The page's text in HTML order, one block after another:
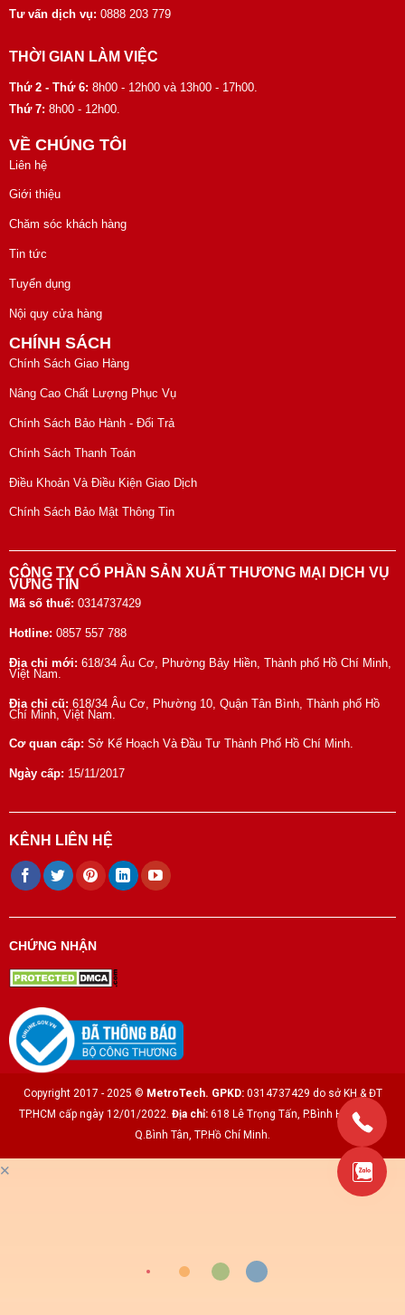
Tư vấn dịch vụ: 0888 203 779
THỜI GIAN LÀM VIỆC
Thứ 2 - Thứ 6: 8h00 - 12h00 và 13h00 - 17h00.
Thứ 7: 8h00 - 12h00.
VỀ CHÚNG TÔI
Liên hệ
Giới thiệu
Chăm sóc khách hàng
Tin tức
Tuyển dụng
Nội quy cửa hàng
CHÍNH SÁCH
Chính Sách Giao Hàng
Nâng Cao Chất Lượng Phục Vụ
Chính Sách Bảo Hành - Đổi Trả
Chính Sách Thanh Toán
Điều Khoản Và Điều Kiện Giao Dịch
Chính Sách Bảo Mật Thông Tin
CÔNG TY CỔ PHẦN SẢN XUẤT THƯƠNG MẠI DỊCH VỤ
VỮNG TÍN
Mã số thuế: 0314737429
Hotline: 0857 557 788
Địa chỉ mới: 618/34 Âu Cơ, Phường Bảy Hiền, Thành phố Hồ Chí Minh,
Việt Nam.
Địa chỉ cũ: 618/34 Âu Cơ, Phường 10, Quận Tân Bình, Thành phố Hồ
Chí Minh, Việt Nam.
Cơ quan cấp: Sở Kế Hoạch Và Đầu Tư Thành Phố Hồ Chí Minh.
Ngày cấp: 15/11/2017
KÊNH LIÊN HỆ
CHỨNG NHẬN
Copyright 2017 - 2025 © MetroTech. GPKD:0314737429 do sở KH & ĐT
TP.HCM cấp ngày 12/01/2022. Địa chỉ:618 Lê Trọng Tấn, P.Bình Hưng Hòa,
Q.Bình Tân, TP.Hồ Chí Minh.